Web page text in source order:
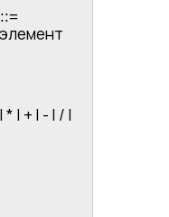
::=
* | + | - | / |